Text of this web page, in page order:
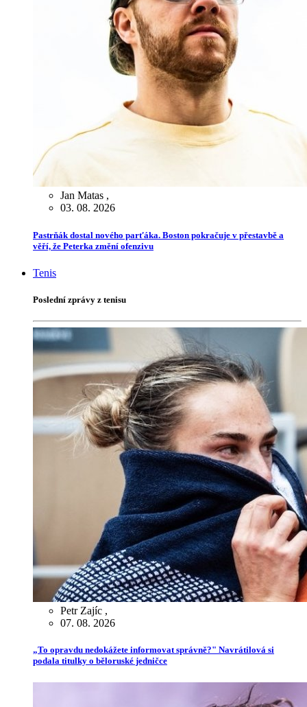
Jan Matas ,
03. 08. 2026
Pastrňák dostal nového parťáka. Boston pokračuje v přestavbě a
věří, že Peterka změní ofenzivu
Tenis
Poslední zprávy z tenisu
Petr Zajíc ,
07. 08. 2026
„To opravdu nedokážete informovat správně?" Navrátilová si
podala titulky o běloruské jedničce